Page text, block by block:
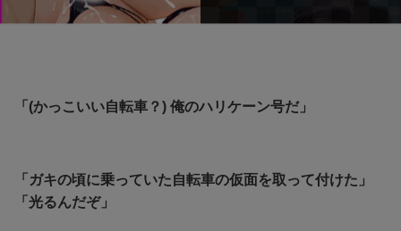
「(かっこいい自転車？) 俺のハリケーン号だ」
「ガキの頃に乗っていた自転車の仮面を取って付けた」
「光るんだぞ」